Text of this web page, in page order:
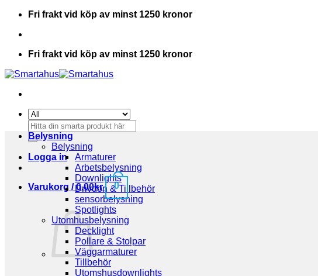
Skip
content
Fri frakt vid köp av minst 1250 kronor
Fri frakt vid köp av minst 1250 kronor
Sök
efter:
Logga in
Varukorg /0.00kr 0
Belysning
Belysning
Armaturer
Arbetsbelysning
Downlights
Drivdon & Tillbehör
sensorbelysning
Spotlights
Utomhusbelysning
Decklight
Pollare & Stolpar
Väggarmaturer
Tillbehör
Utomshusdownlights